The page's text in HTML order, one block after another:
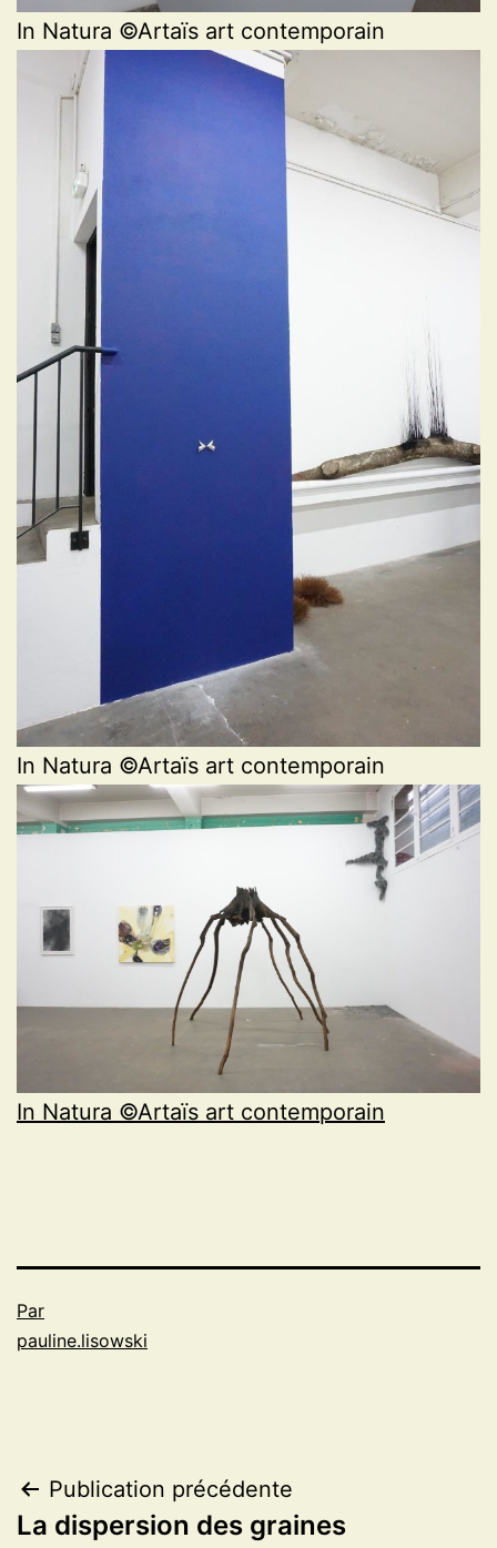
In Natura ©Artaïs art contemporain
In Natura ©Artaïs art contemporain
In Natura ©Artaïs art contemporain
Par
pauline.lisowski
Navigation
Publication précédente
La dispersion des graines